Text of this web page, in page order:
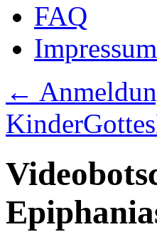
FAQ
Impressum
←